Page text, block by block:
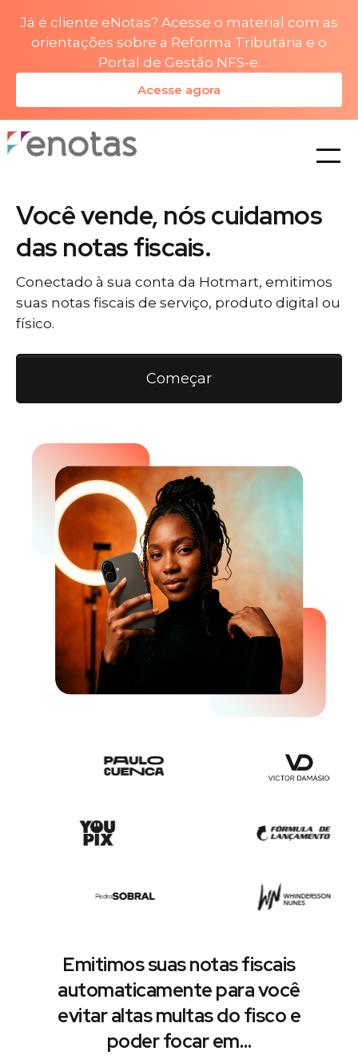
Já é cliente eNotas? Acesse o material com as
orientações sobre a Reforma Tributária e o
Portal de Gestão NFS-e.
Acesse agora
planos
Você vende, nós cuidamos
das notas fiscais.
Conectado à sua conta da Hotmart, emitimos
suas notas fiscais de serviço, produto digital ou
físico.
Começar
Emitimos suas notas fiscais
automaticamente para você
evitar altas multas do fisco e
poder focar em…